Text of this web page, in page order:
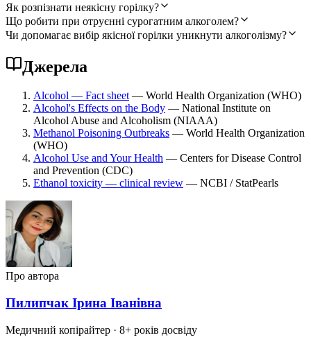
Як розпізнати неякісну горілку?
Що робити при отруєнні сурогатним алкоголем?
Чи допомагає вибір якісної горілки уникнути алкоголізму?
Джерела
Alcohol — Fact sheet— World Health Organization (WHO)
Alcohol's Effects on the Body — National Institute on
Alcohol Abuse and Alcoholism (NIAAA)
Methanol Poisoning Outbreaks — World Health Organization
(WHO)
Alcohol Use and Your Health — Centers for Disease Control
and Prevention (CDC)
Ethanol toxicity — clinical review — NCBI / StatPearls
Про автора
Пилипчак Ірина Іванівна
Медичний копірайтер · 8+ років досвіду